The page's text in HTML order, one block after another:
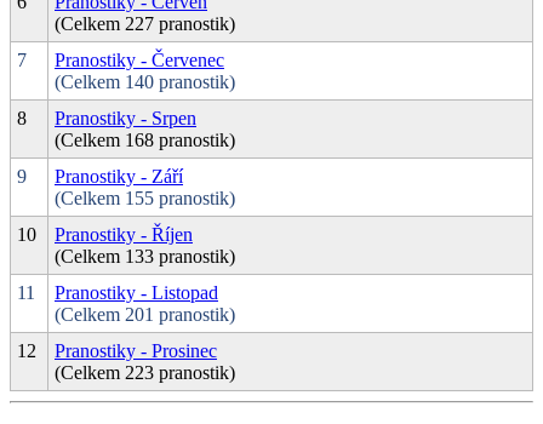
(Celkem 227 pranostik)
7
Pranostiky - Červenec
(Celkem 140 pranostik)
8
Pranostiky - Srpen
(Celkem 168 pranostik)
9
Pranostiky - Září
(Celkem 155 pranostik)
10
Pranostiky - Říjen
(Celkem 133 pranostik)
11
Pranostiky - Listopad
(Celkem 201 pranostik)
12
Pranostiky - Prosinec
(Celkem 223 pranostik)